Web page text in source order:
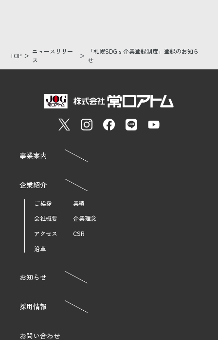
TOP
ニュースリリー
ス
「札幌SDGｓ企業登録制度」登録のお知ら
せ
事業案内
企業紹介
ご挨拶
業績
会社概要
企業理念
アクセス
CSR
沿革
お知らせ
採用情報
お問い合わせ